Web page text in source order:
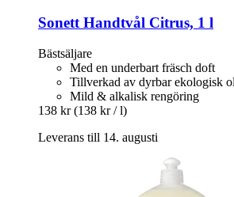
SonettHandtvål Citrus, 1 l
Bästsäljare
Med en underbart fräsch doft
Tillverkad av dyrbar ekologisk
Mild & alkalisk rengöring
138 kr (138 kr / l)
Leverans till 14. augusti